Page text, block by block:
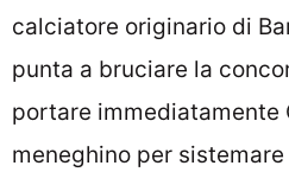
calciatore originario di
punta a bruciare la
portare immediatamente
meneghino per